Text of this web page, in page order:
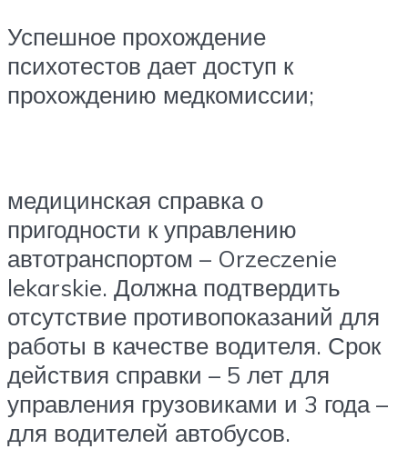
Успешное прохождение
психотестов дает доступ к
прохождению медкомиссии;
медицинская справка о
пригодности к управлению
автотранспортом – Orzeczenie
lekarskie. Должна подтвердить
отсутствие противопоказаний для
работы в качестве водителя. Срок
действия справки – 5 лет для
управления грузовиками и 3 года –
для водителей автобусов.